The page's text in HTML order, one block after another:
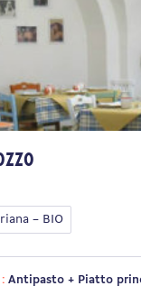
– BIO
Antipasto + Piatto